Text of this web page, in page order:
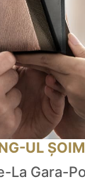
UL
La Gara-